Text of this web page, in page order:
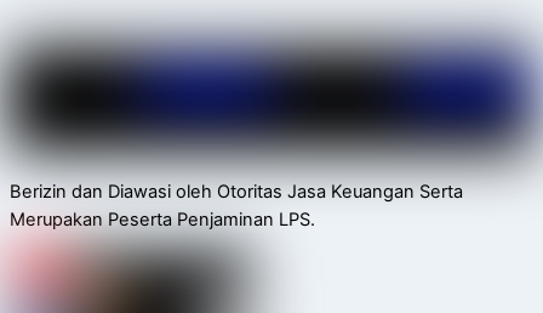
Berizin dan Diawasi oleh Otoritas Jasa Keuangan Serta
Merupakan Peserta Penjaminan LPS.